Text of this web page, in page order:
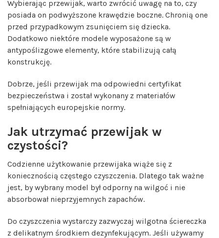
Wybierając przewijak, warto zwrócić uwagę na to, czy
posiada on podwyższone krawędzie boczne. Chronią one
przed przypadkowym zsunięciem się dziecka.
Dodatkowo niektóre modele wyposażone są w
antypoślizgowe elementy, które stabilizują całą
konstrukcję.
Dobrze, jeśli przewijak ma odpowiedni certyfikat
bezpieczeństwa i został wykonany z materiałów
spełniających europejskie normy.
Jak utrzymać przewijak w
czystości?
Codzienne użytkowanie przewijaka wiąże się z
koniecznością częstego czyszczenia. Dlatego tak ważne
jest, by wybrany model był odporny na wilgoć i nie
absorbował nieprzyjemnych zapachów.
Do czyszczenia wystarczy zazwyczaj wilgotna ściereczka
z delikatnym środkiem dezynfekującym. Jeśli używamy